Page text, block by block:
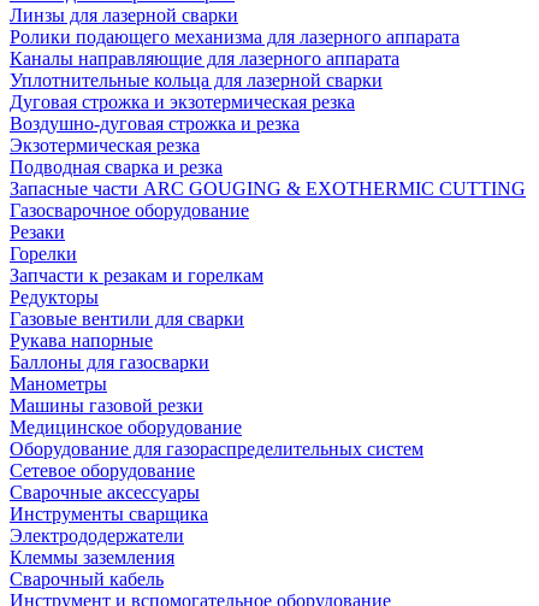
Линзы для лазерной сварки
Ролики подающего механизма для лазерного аппарата
Каналы направляющие для лазерного аппарата
Уплотнительные кольца для лазерной сварки
Дуговая строжка и экзотермическая резка
Воздушно-дуговая строжка и резка
Экзотермическая резка
Подводная сварка и резка
Запасные части ARC GOUGING & EXOTHERMIC CUTTING
Газосварочное оборудование
Резаки
Горелки
Запчасти к резакам и горелкам
Редукторы
Газовые вентили для сварки
Рукава напорные
Баллоны для газосварки
Манометры
Машины газовой резки
Медицинское оборудование
Оборудование для газораспределительных систем
Сетевое оборудование
Сварочные аксессуары
Инструменты сварщика
Электрододержатели
Клеммы заземления
Сварочный кабель
Инструмент и вспомогательное оборудование